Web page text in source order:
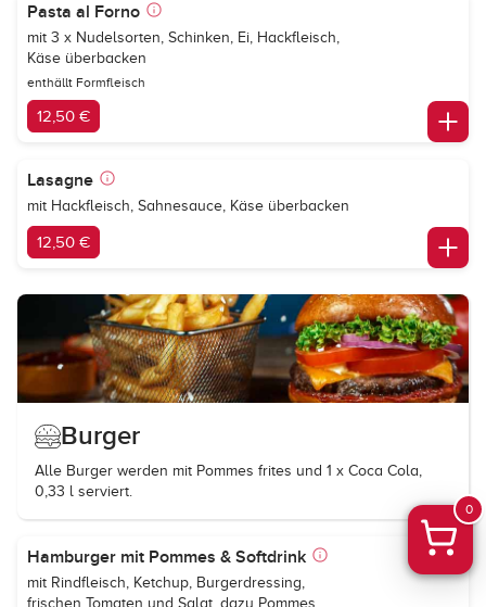
Pasta al Forno
mit 3 x Nudelsorten, Schinken, Ei, Hackfleisch,
Käse überbacken
enthällt Formfleisch
12,50 €
Lasagne
mit Hackfleisch, Sahnesauce, Käse überbacken
12,50 €
Burger
Alle Burger werden mit Pommes frites und 1 x Coca Cola,
0,33 l serviert.
Hamburger mit Pommes & Softdrink
mit Rindfleisch, Ketchup, Burgerdressing,
frischen Tomaten und Salat, dazu Pommes
0